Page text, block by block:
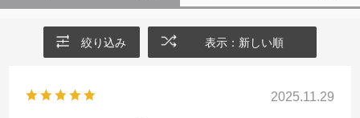
絞り込み 表示：新しい順
2025.11.29